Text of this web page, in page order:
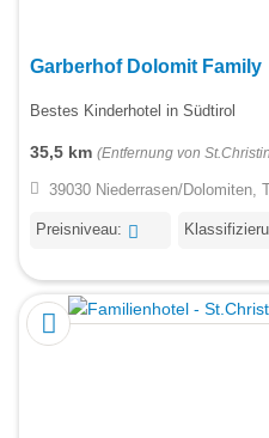
Garberhof Dolomit Family
Bestes Kinderhotel in Südtirol
35,5 km (Entfernung von
39030 Niederrasen/Dolomiten,
Preisniveau: